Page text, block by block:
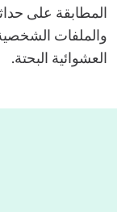
المطابقة على
والملفات
العشوائية البحتة.